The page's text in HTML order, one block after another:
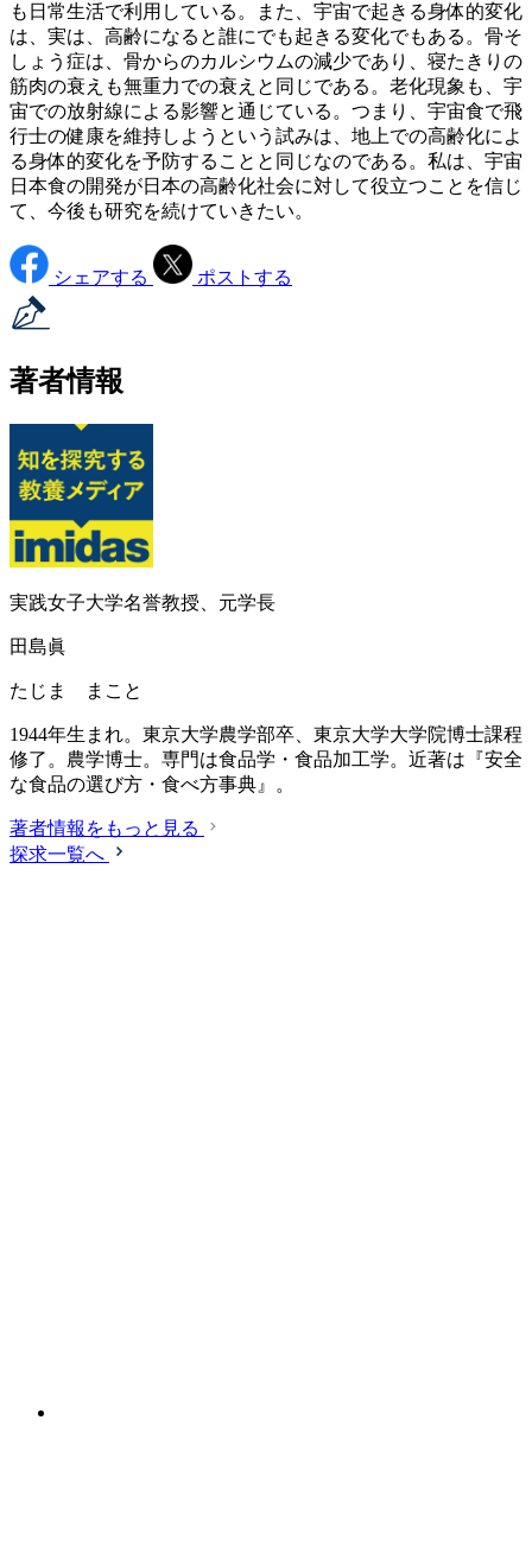
も日常生活で利用している。また、宇宙で起きる身体的変化
は、実は、高齢になると誰にでも起きる変化でもある。骨そ
しょう症は、骨からのカルシウムの減少であり、寝たきりの
筋肉の衰えも無重力での衰えと同じである。老化現象も、宇
宙での放射線による影響と通じている。つまり、宇宙食で飛
行士の健康を維持しようという試みは、地上での高齢化によ
る身体的変化を予防することと同じなのである。私は、宇宙
日本食の開発が日本の高齢化社会に対して役立つことを信じ
て、今後も研究を続けていきたい。
シェアする ポストする
著者情報
実践女子大学名誉教授、元学長
田島眞
たじま まこと
1944年生まれ。東京大学農学部卒、東京大学大学院博士課程
修了。農学博士。専門は食品学・食品加工学。近著は『安全
な食品の選び方・食べ方事典』。
著者情報をもっと見る
探求一覧へ